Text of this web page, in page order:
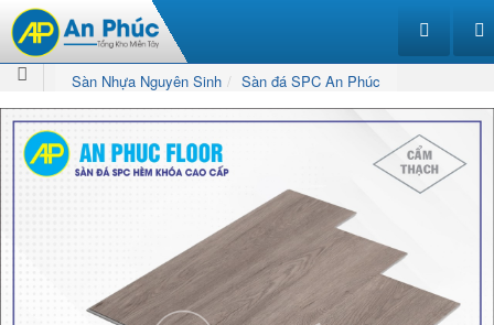
Sàn Nhựa Nguyên Sinh Sàn đá SPC An Phúc